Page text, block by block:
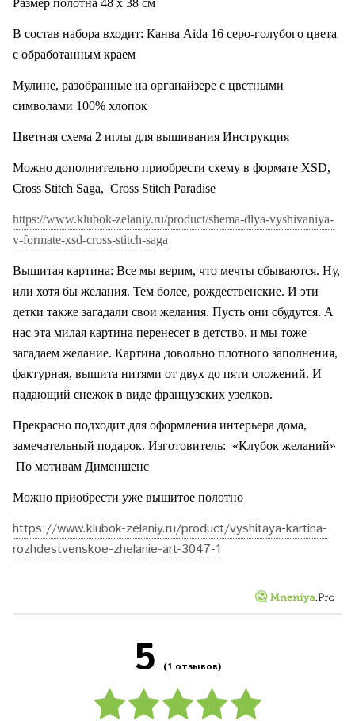
Размер полотна 48 х 38 см
В состав набора входит: Канва Aida 16 серо-голубого цвета
с обработанным краем
Мулине, разобранные на органайзере с цветными
символами 100% хлопок
Цветная схема 2 иглы для вышивания Инструкция
Можно дополнительно приобрести схему в формате XSD,
Cross Stitch Saga, Cross Stitch Paradise
https://www.klubok-zelaniy.ru/product/shema-dlya-vyshivaniya-
v-formate-xsd-cross-stitch-saga
Вышитая картина: Все мы верим, что мечты сбываются. Ну,
или хотя бы желания. Тем более, рождественские. И эти
детки также загадали свои желания. Пусть они сбудутся. А
нас эта милая картина перенесет в детство, и мы тоже
загадаем желание. Картина довольно плотного заполнения,
фактурная, вышита нитями от двух до пяти сложений. И
падающий снежок в виде французских узелков.
Прекрасно подходит для оформления интерьера дома,
замечательный подарок. Изготовитель: «Клубок желаний»
По мотивам Дименшенс
Можно приобрести уже вышитое полотно
https://www.klubok-zelaniy.ru/product/vyshitaya-kartina-
rozhdestvenskoe-zhelanie-art-3047-1
5 (1 отзывов)